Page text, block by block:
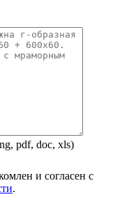
pdf, doc, xls)
и согласен с
.